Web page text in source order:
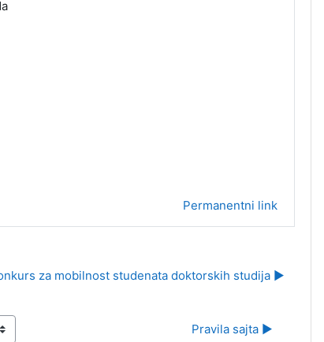
Permanentni link
za mobilnost studenata doktorskih studija ▶︎
Pravila sajta ▶︎